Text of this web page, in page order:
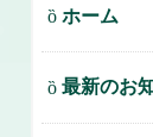
ホーム
最新のお